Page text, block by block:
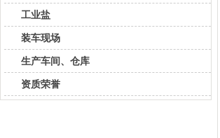
工业盐
装车现场
生产车间、仓库
资质荣誉